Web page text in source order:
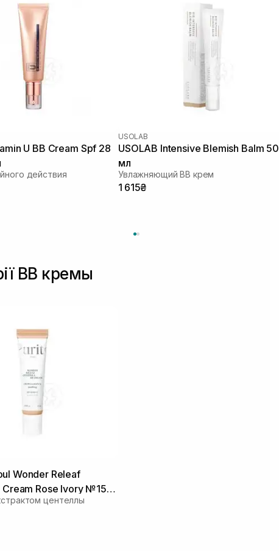
U BB Cream Spf 28
действия
USOLAB
USOLAB Intensive Blemish Balm 50
мл
Увлажняющий ВВ крем
1 615₴
BB кремы
Wonder Releaf
Cream Rose Ivory №15
центеллы